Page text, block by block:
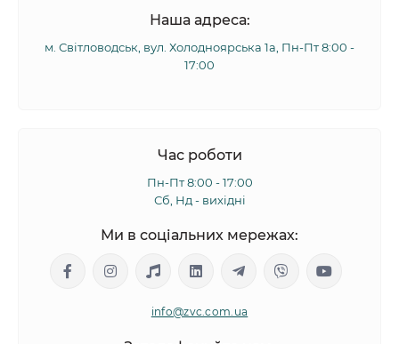
Наша адреса:
м. Світловодськ, вул. Холодноярська 1а, Пн-Пт 8:00 -
17:00
Час роботи
Пн-Пт 8:00 - 17:00
Сб, Нд - вихідні
Ми в соціальних мережах:
info@zvc.com.ua